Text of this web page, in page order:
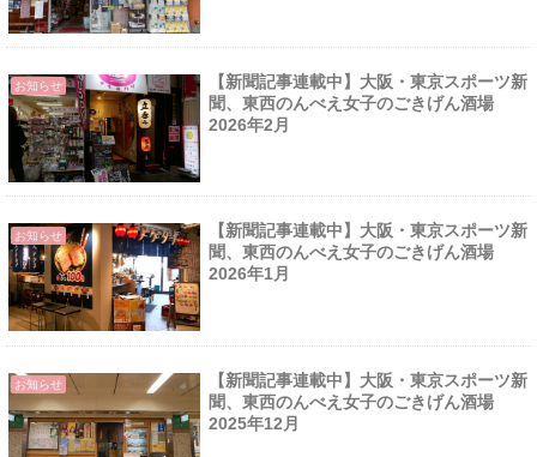
お知らせ
【新聞記事連載中】大阪・東京スポーツ新
聞、東西のんべえ女子のごきげん酒場
2026年2月
お知らせ
【新聞記事連載中】大阪・東京スポーツ新
聞、東西のんべえ女子のごきげん酒場
2026年1月
お知らせ
【新聞記事連載中】大阪・東京スポーツ新
聞、東西のんべえ女子のごきげん酒場
2025年12月